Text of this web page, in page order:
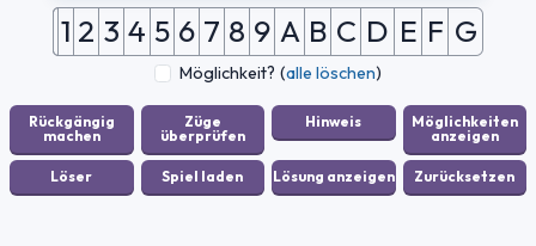
1 2 3 4 5 6 7 8 9 A B C D E F G
Möglichkeit? (alle löschen)